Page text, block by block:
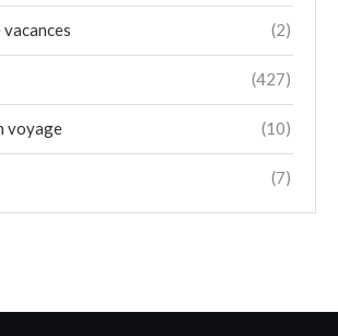
(2)
(427)
voyage (10)
(7)